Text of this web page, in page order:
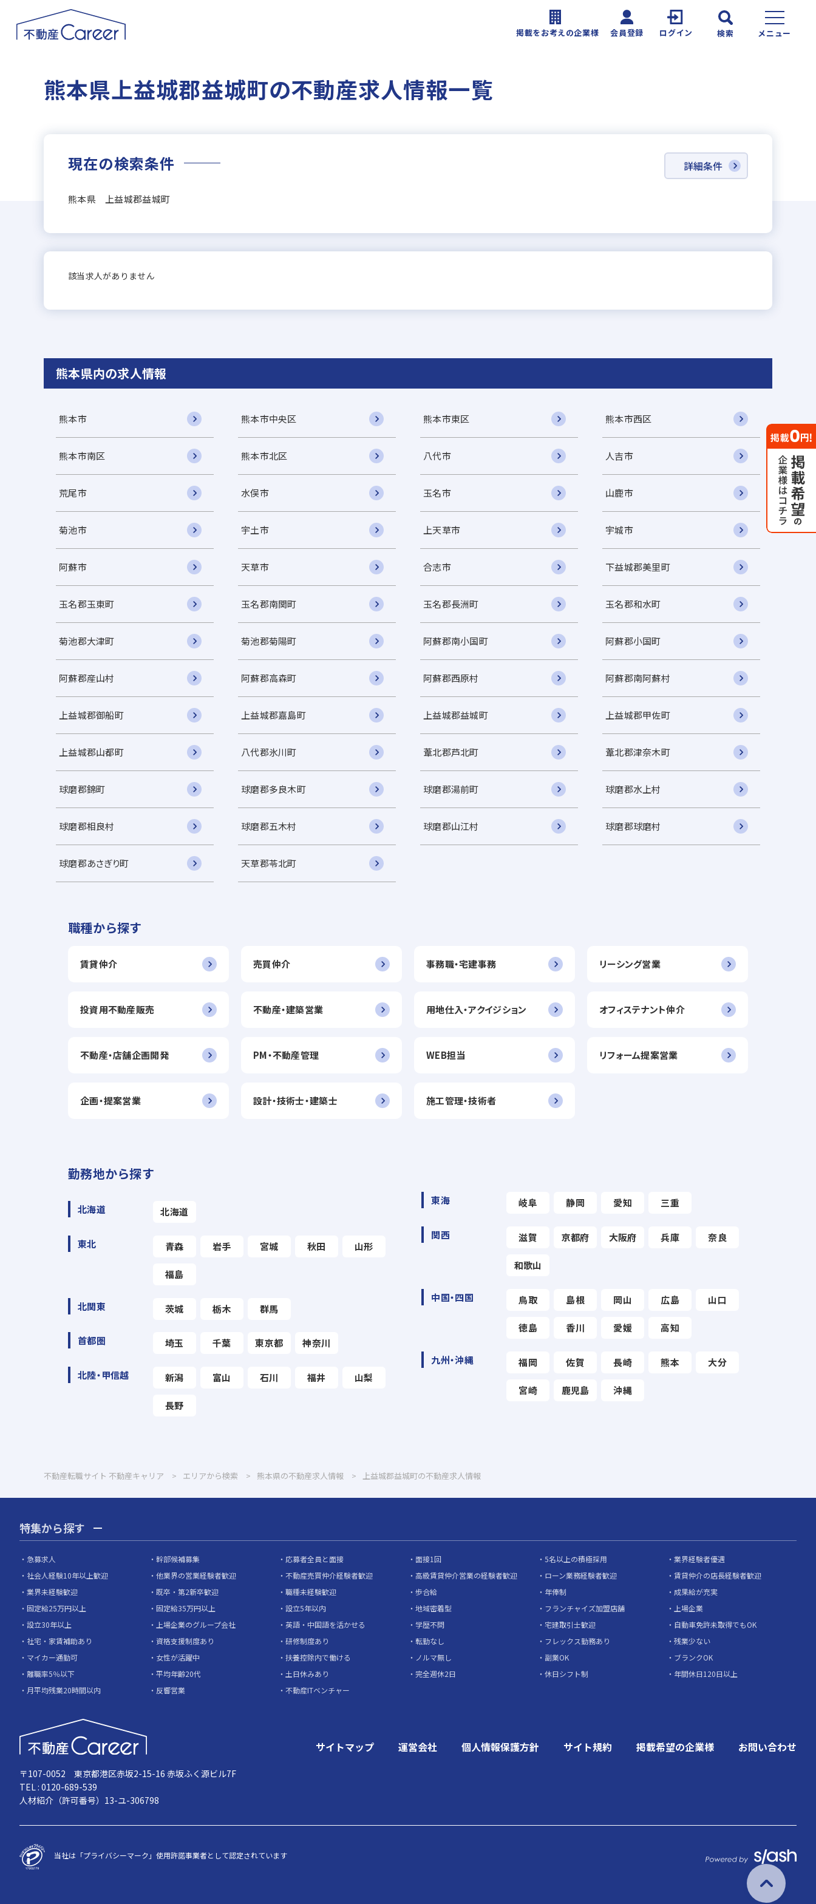
掲載をお考えの企業様 会員登録 ログイン 検索 メニュー
熊本県上益城郡益城町の不動産求人情報一覧
現在の検索条件
熊本県 上益城郡益城町
詳細条件
該当求人がありません
熊本県内の求人情報
熊本市 熊本市中央区 熊本市東区 熊本市西区
熊本市南区 熊本市北区 八代市 人吉市
荒尾市 水俣市 玉名市 山鹿市
菊池市 宇土市 上天草市 宇城市
阿蘇市 天草市 合志市 下益城郡美里町
玉名郡玉東町 玉名郡南関町 玉名郡長洲町 玉名郡和水町
菊池郡大津町 菊池郡菊陽町 阿蘇郡南小国町 阿蘇郡小国町
阿蘇郡産山村 阿蘇郡高森町 阿蘇郡西原村 阿蘇郡南阿蘇村
上益城郡御船町 上益城郡嘉島町 上益城郡益城町 上益城郡甲佐町
上益城郡山都町 八代郡氷川町 葦北郡芦北町 葦北郡津奈木町
球磨郡錦町 球磨郡多良木町 球磨郡湯前町 球磨郡水上村
球磨郡相良村 球磨郡五木村 球磨郡山江村 球磨郡球磨村
球磨郡あさぎり町 天草郡苓北町
職種から探す
賃貸仲介 売買仲介 事務職・宅建事務 リーシング営業
投資用不動産販売 不動産・建築営業 用地仕入・アクイジション オフィステナント仲介
不動産・店舗企画開発 PM・不動産管理 WEB担当 リフォーム提案営業
企画・提案営業 設計・技術士・建築士 施工管理・技術者
勤務地から探す
北海道 北海道
東北 青森 岩手 宮城 秋田 山形
福島
北関東 茨城 栃木 群馬
首都圏 埼玉 千葉 東京都 神奈川
北陸・甲信越 新潟 富山 石川 福井 山梨
長野
東海 岐阜 静岡 愛知 三重
関西 滋賀 京都府 大阪府 兵庫 奈良
和歌山
中国・四国 鳥取 島根 岡山 広島 山口
徳島 香川 愛媛 高知
九州・沖縄 福岡 佐賀 長崎 熊本 大分
宮崎 鹿児島 沖縄
不動産転職サイト 不動産キャリア エリアから検索 熊本県の不動産求人情報 上益城郡益城町の不動産求人情報
特集から探す
急募求人 幹部候補募集 応募者全員と面接 面接1回 5名以上の積極採用
業界経験者優遇
社会人経験10年以上歓迎
他業界の営業経験者歓迎 不動産売買仲介経験者歓迎 高級賃貸仲介営業の経験者歓迎 ローン業務経験者歓迎
賃貸仲介の店長経験者歓迎
業界未経験歓迎
既卒・第2新卒歓迎 職種未経験歓迎 歩合給 年俸制
成果給が充実
固定給25万円以上
固定給35万円以上 設立5年以内 地域密着型 フランチャイズ加盟店舗
上場企業
設立30年以上
上場企業のグループ会社 英語・中国語を活かせる 学歴不問 宅建取引士歓迎
自動車免許未取得でもOK
社宅・家賃補助あり
資格支援制度あり 研修制度あり 転勤なし フレックス勤務あり
残業少ない
マイカー通勤可
女性が活躍中 扶養控除内で働ける ノルマ無し 副業OK
ブランクOK
離職率5％以下
平均年齢20代 土日休みあり 完全週休2日 休日シフト制
年間休日120日以上
月平均残業20時間以内
反響営業 不動産ITベンチャー
サイトマップ 運営会社 個人情報保護方針 サイト規約 掲載希望の企業様 お問い合わせ
〒107-0052 東京都港区赤坂2-15-16 赤坂ふく源ビル7F
TEL : 0120-689-539
人材紹介（許可番号）13-ユ-306798
当社は「プライバシーマーク」使用許諾事業者として認定されています